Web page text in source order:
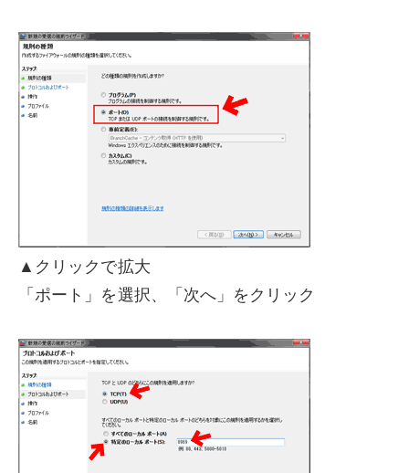
▲クリックで拡大
「ポート」を選択、「次へ」をクリック